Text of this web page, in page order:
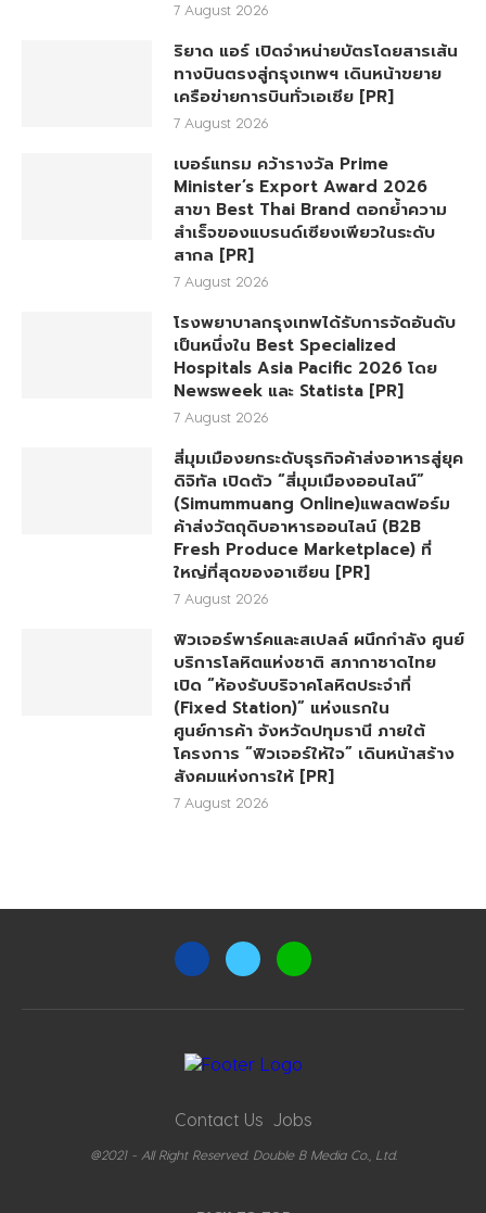
7 August 2026
ริยาด แอร์ เปิดจำหน่ายบัตรโดยสารเส้น
ทางบินตรงสู่กรุงเทพฯ เดินหน้าขยาย
เครือข่ายการบินทั่วเอเชีย [PR]
7 August 2026
เบอร์แทรม คว้ารางวัล Prime
Minister’s Export Award 2026
สาขา Best Thai Brand ตอกย้ำความ
สำเร็จของแบรนด์เซียงเพียวในระดับ
สากล [PR]
7 August 2026
โรงพยาบาลกรุงเทพได้รับการจัดอันดับ
เป็นหนึ่งใน Best Specialized
Hospitals Asia Pacific 2026 โดย
Newsweek และ Statista [PR]
7 August 2026
สี่มุมเมืองยกระดับธุรกิจค้าส่งอาหารสู่ยุค
ดิจิทัล เปิดตัว “สี่มุมเมืองออนไลน์”
(Simummuang Online)แพลตฟอร์ม
ค้าส่งวัตถุดิบอาหารออนไลน์ (B2B
Fresh Produce Marketplace) ที่
ใหญ่ที่สุดของอาเซียน [PR]
7 August 2026
ฟิวเจอร์พาร์คและสเปลล์ ผนึกกำลัง ศูนย์
บริการโลหิตแห่งชาติ สภากาชาดไทย
เปิด “ห้องรับบริจาคโลหิตประจำที่
(Fixed Station)” แห่งแรกใน
ศูนย์การค้า จังหวัดปทุมธานี ภายใต้
โครงการ “ฟิวเจอร์ให้ใจ” เดินหน้าสร้าง
สังคมแห่งการให้ [PR]
7 August 2026
Contact Us Jobs
@2021 - All Right Reserved. Double B Media Co., Ltd.